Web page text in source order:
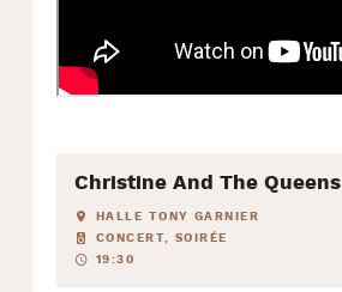
Christine And The Queens
HALLE TONY GARNIER
CONCERT, SOIRÉE
19:30